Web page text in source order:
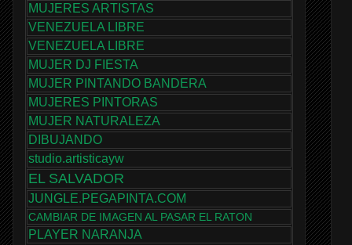
MUJERES ARTISTAS
VENEZUELA LIBRE
VENEZUELA LIBRE
MUJER DJ FIESTA
MUJER PINTANDO BANDERA
MUJERES PINTORAS
MUJER NATURALEZA
DIBUJANDO
studio.artisticayw
EL SALVADOR
JUNGLE.PEGAPINTA.COM
CAMBIAR DE IMAGEN AL PASAR EL RATON
PLAYER NARANJA